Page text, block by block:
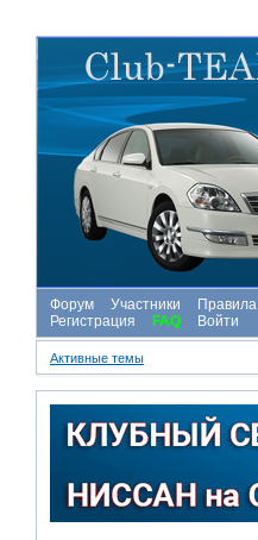
Форум Участники Правила
Регистрация
FAQ Войти
Активные темы